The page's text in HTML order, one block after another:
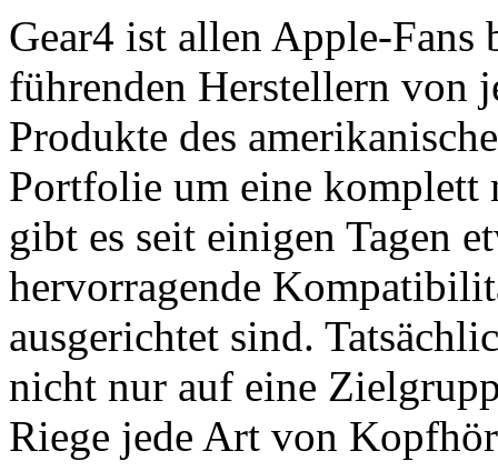
Gear4 ist allen Apple-Fans
führenden Herstellern von
Produkte des
Portfolie um eine komplett
gibt es seit einigen Tagen
hervorragende
ausgerichtet sind.
nicht nur auf eine
Riege jede Art von